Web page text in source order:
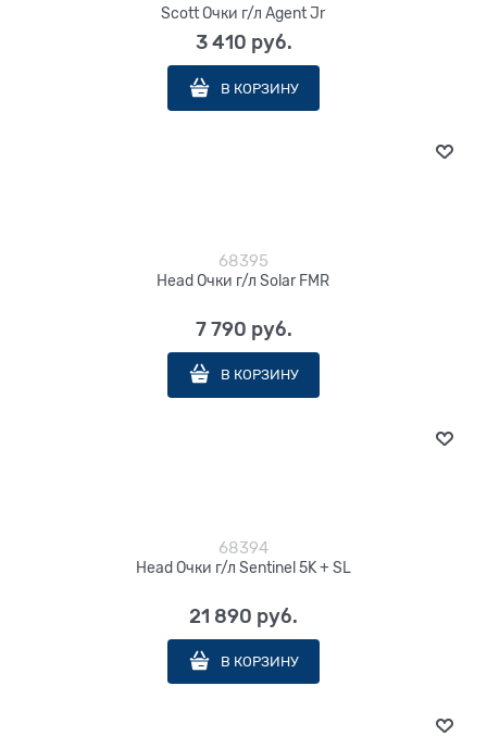
Scott Очки г/л Agent Jr
3 410 руб.
В КОРЗИНУ
68395
Head Очки г/л Solar FMR
7 790 руб.
В КОРЗИНУ
68394
Head Очки г/л Sentinel 5K + SL
21 890 руб.
В КОРЗИНУ